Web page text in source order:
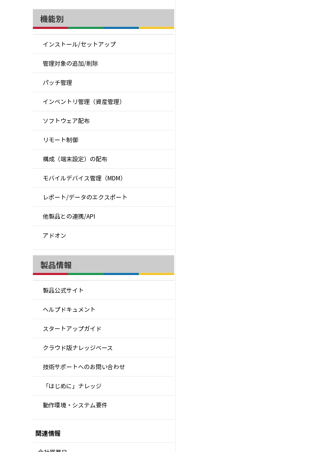
機能別
インストール/セットアップ
管理対象の追加/削除
パッチ管理
インベントリ管理（資産管理）
ソフトウェア配布
リモート制御
構成（端末設定）の配布
モバイルデバイス管理（MDM）
レポート/データのエクスポート
他製品との連携/API
アドオン
製品情報
製品公式サイト
ヘルプドキュメント
スタートアップガイド
クラウド版ナレッジベース
技術サポートへのお問い合わせ
「はじめに」ナレッジ
動作環境・システム要件
関連情報